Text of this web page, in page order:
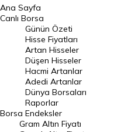
BIST 100 Hisseleri
En Çok Artan Hisseler
En Çok Düşen Hisseler
Hacmi Artanlar
Geçmiş Kapanışlar
Dünya Borsaları
Raporlar
Ana Sayfa
Canlı Borsa
Borsa
Günün Özeti
Hisse Fiyatları
Artan Hisseler
Düşen Hisseler
Hacmi Artanlar
Adedi Artanlar
Dünya Borsaları
Raporlar
Endeksler
Gram Altın Fiyatı